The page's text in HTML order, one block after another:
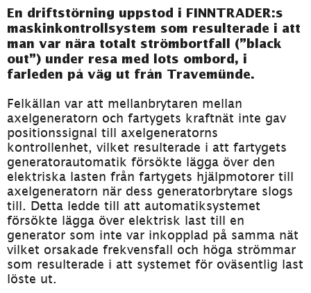
En driftstörning uppstod i FINNTRADER:s
maskinkontrollsystem som resulterade i att
man var nära totalt strömbortfall (”black
out”) under resa med lots ombord, i
farleden på väg ut från Travemünde.
Felkällan var att mellanbrytaren mellan
axelgeneratorn och fartygets kraftnät inte gav
positionssignal till axelgeneratorns
kontrollenhet, vilket resulterade i att fartygets
generatorautomatik försökte lägga över den
elektriska lasten från fartygets hjälpmotorer till
axelgeneratorn när dess generatorbrytare slogs
till. Detta ledde till att automatiksystemet
försökte lägga över elektrisk last till en
generator som inte var inkopplad på samma nät
vilket orsakade frekvensfall och höga strömmar
som resulterade i att systemet för oväsentlig last
löste ut.